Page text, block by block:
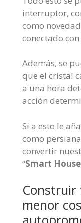
interruptor,
como
conectado
Además, se
que el cristal
a una hora
acción
Si a esto le
como
convertir
“Smart House
Construir
menor